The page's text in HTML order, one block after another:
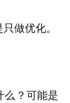
做优化。
么？可能是